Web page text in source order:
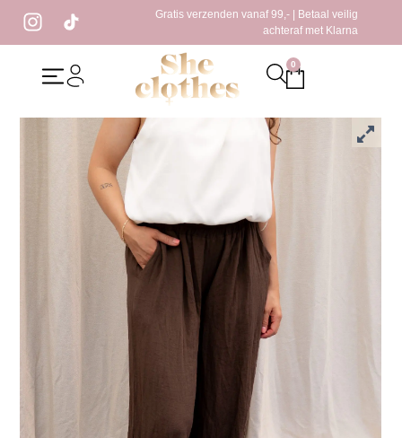
Gratis verzenden vanaf 99,- | Betaal veilig
achteraf met Klarna
0
Home/Kleding / Dora Broek Bruin
Dora Broek Bruin